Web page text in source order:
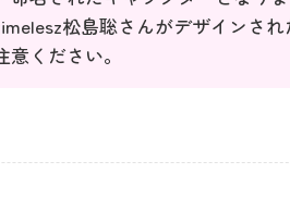
松島聡さんがデザインさ
ください。